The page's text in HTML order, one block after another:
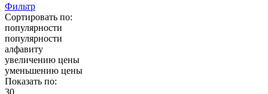
Фильтр
Сортировать по:
популярности
популярности
алфавиту
увеличению цены
уменьшению цены
Показать по:
30